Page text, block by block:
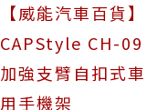
【威能汽車百貨】
CAPStyle CH-09
加強支臂自扣式車
用手機架